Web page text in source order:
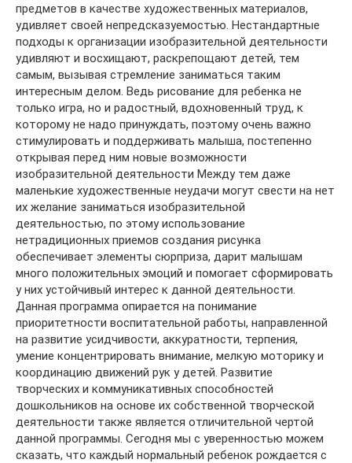
предметов в качестве художественных материалов,
удивляет своей непредсказуемостью. Нестандартные
подходы к организации изобразительной деятельности
удивляют и восхищают, раскрепощают детей, тем
самым, вызывая стремление заниматься таким
интересным делом. Ведь рисование для ребенка не
только игра, но и радостный, вдохновенный труд, к
которому не надо принуждать, поэтому очень важно
стимулировать и поддерживать малыша, постепенно
открывая перед ним новые возможности
изобразительной деятельности Между тем даже
маленькие художественные неудачи могут свести на нет
их желание заниматься изобразительной
деятельностью, по этому использование
нетрадиционных приемов создания рисунка
обеспечивает элементы сюрприза, дарит малышам
много положительных эмоций и помогает сформировать
у них устойчивый интерес к данной деятельности.
Данная программа опирается на понимание
приоритетности воспитательной работы, направленной
на развитие усидчивости, аккуратности, терпения,
умение концентрировать внимание, мелкую моторику и
координацию движений рук у детей. Развитие
творческих и коммуникативных способностей
дошкольников на основе их собственной творческой
деятельности также является отличительной чертой
данной программы. Сегодня мы с уверенностью можем
сказать, что каждый нормальный ребенок рождается с